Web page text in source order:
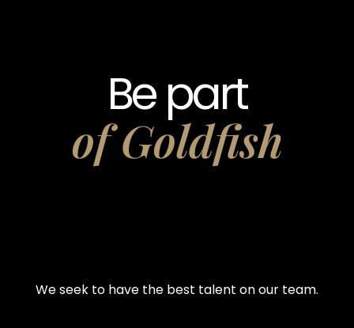
Be part
of Goldfish
We seek to have the best talent on our team.